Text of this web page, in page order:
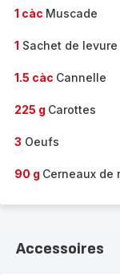
1 càc Muscade
1 Sachet de
1.5 càc Cannelle
225 g Carottes
3 Oeufs
90 g Cerneaux de
Accessoires